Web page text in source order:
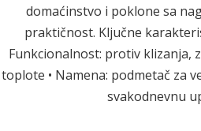
domaćinstvo i poklone sa
praktičnost. Ključne
Funkcionalnost: protiv klizanja,
toplote • Namena: podmetač za
svakodnevnu